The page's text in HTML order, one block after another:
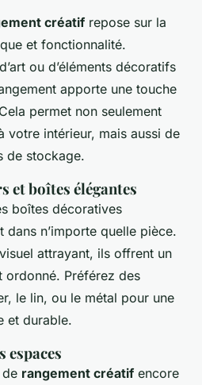
créatifrepose sur la
et fonctionnalité.
ou d’éléments décoratifs
apporte une touche
permet non seulement
votre intérieur, mais aussi de
de stockage.
et boîtes élégantes
boîtes décoratives
dans n’importe quelle pièce.
attrayant, ils offrent un
ordonné. Préférez des
le lin, ou le métal pour une
et durable.
espaces
rangement créatifencore